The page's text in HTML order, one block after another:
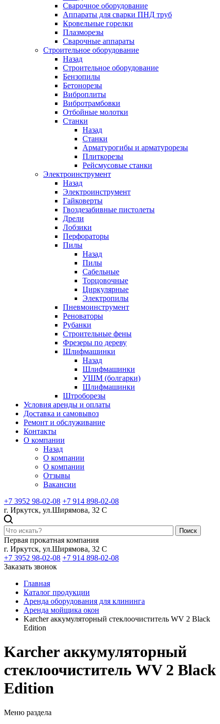
Сварочное оборудование
Аппараты для сварки ПНД труб
Кровельные горелки
Плазморезы
Сварочные аппараты
Строительное оборудование
Назад
Строительное оборудование
Бензопилы
Бетонорезы
Виброплиты
Вибротрамбовки
Отбойные молотки
Станки
Назад
Станки
Арматурогибы и арматурорезы
Плиткорезы
Рейсмусовые станки
Электроинструмент
Назад
Электроинструмент
Гайковерты
Гвоздезабивные пистолеты
Дрели
Лобзики
Перфораторы
Пилы
Назад
Пилы
Сабельные
Торцовочные
Циркулярные
Электропилы
Пневмоинструмент
Реноваторы
Рубанки
Строительные фены
Фрезеры по дереву
Шлифмашинки
Назад
Шлифмашинки
УШМ (болгарки)
Шлифмашинки
Штроборезы
Условия аренды и оплаты
Доставка и самовывоз
Ремонт и обслуживание
Контакты
О компании
Назад
О компании
О компании
Отзывы
Вакансии
+7 3952 98-02-08 +7 914 898-02-08
г. Иркутск, ул.Ширямова, 32 С
Поиск
Первая прокатная компания
г. Иркутск, ул.Ширямова, 32 С
+7 3952 98-02-08 +7 914 898-02-08
Заказать звонок
Главная
Каталог продукции
Аренда оборудования для клининга
Аренда мойщика окон
Karcher аккумуляторный стеклоочиститель WV 2 Black
Edition
Karcher аккумуляторный
стеклоочиститель WV 2 Black
Edition
Меню раздела